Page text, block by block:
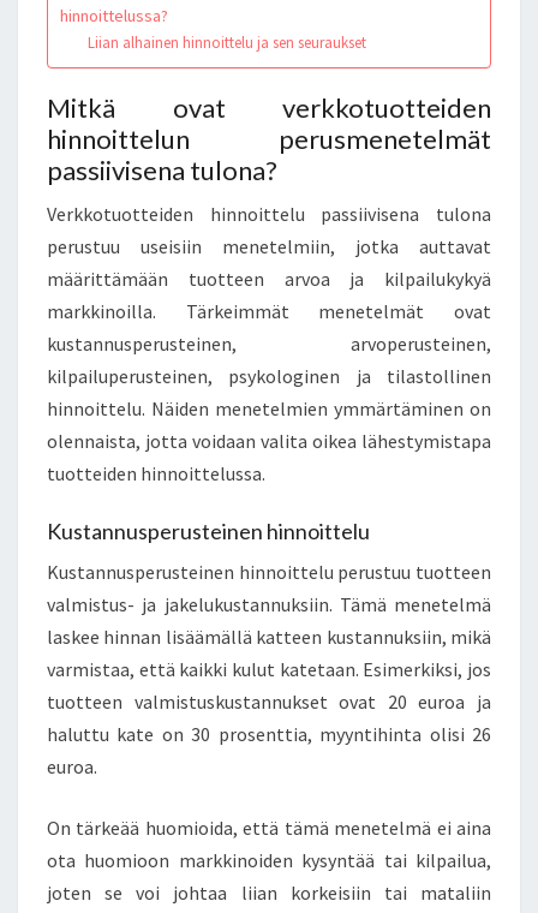
hinnoittelussa?
Liian alhainen hinnoittelu ja sen seuraukset
Mitkä ovat verkkotuotteiden
hinnoittelun perusmenetelmät
passiivisena tulona?
Verkkotuotteiden hinnoittelu passiivisena tulona
perustuu useisiin menetelmiin, jotka auttavat
määrittämään tuotteen arvoa ja kilpailukykyä
markkinoilla. Tärkeimmät menetelmät ovat
kustannusperusteinen, arvoperusteinen,
kilpailuperusteinen, psykologinen ja tilastollinen
hinnoittelu. Näiden menetelmien ymmärtäminen on
olennaista, jotta voidaan valita oikea lähestymistapa
tuotteiden hinnoittelussa.
Kustannusperusteinen hinnoittelu
Kustannusperusteinen hinnoittelu perustuu tuotteen
valmistus- ja jakelukustannuksiin. Tämä menetelmä
laskee hinnan lisäämällä katteen kustannuksiin, mikä
varmistaa, että kaikki kulut katetaan. Esimerkiksi, jos
tuotteen valmistuskustannukset ovat 20 euroa ja
haluttu kate on 30 prosenttia, myyntihinta olisi 26
euroa.
On tärkeää huomioida, että tämä menetelmä ei aina
ota huomioon markkinoiden kysyntää tai kilpailua,
joten se voi johtaa liian korkeisiin tai mataliin